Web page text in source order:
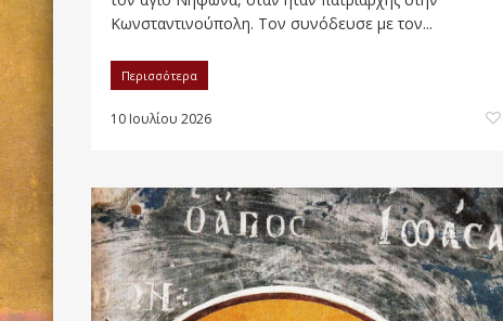
Κωνσταντινούπολη. Τον συνόδευσε με τον...
Περισσότερα
10 Ιουλίου 2026